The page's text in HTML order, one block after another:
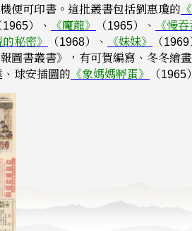
便可印書。這批叢書包括劉惠瓊的
1965）、 《魔龍》 （1965）、
《慢
的秘密》 （1968）、 《妹妹》
（
圖書叢書》，有可賀編寫、冬冬繪
球安插圖的 《象媽媽孵蛋》 （